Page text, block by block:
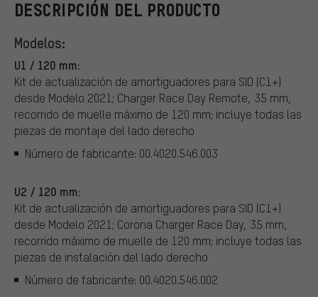
DESCRIPCIÓN DEL PRODUCTO
Modelos:
U1 / 120 mm:
Kit de actualización de amortiguadores para SID (C1+)
desde Modelo 2021; Charger Race Day Remote, 35 mm,
recorrido de muelle máximo de 120 mm; incluye todas las
piezas de montaje del lado derecho
Número de fabricante: 00.4020.546.003
U2 / 120 mm:
Kit de actualización de amortiguadores para SID (C1+)
desde Modelo 2021; Corona Charger Race Day, 35 mm,
recorrido máximo de muelle de 120 mm; incluye todas las
piezas de instalación del lado derecho
Número de fabricante: 00.4020.546.002